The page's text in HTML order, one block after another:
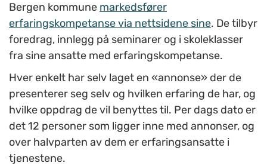
Bergen kommune markedsfører
erfaringskompetanse via nettsidene sine. De tilbyr
foredrag, innlegg på seminarer og i skoleklasser
fra sine ansatte med erfaringskompetanse.
Hver enkelt har selv laget en «annonse» der de
presenterer seg selv og hvilken erfaring de har, og
hvilke oppdrag de vil benyttes til. Per dags dato er
det 12 personer som ligger inne med annonser, og
over halvparten av dem er erfaringsansatte i
tjenestene.